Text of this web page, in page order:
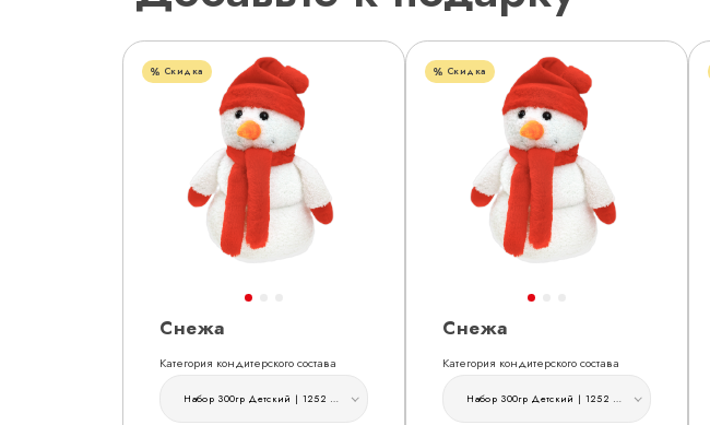
Скидка
Снежа
Категория кондитерского состава
Набор 300гр Детский | 1252 руб
Скидка
Снежа
Категория кондитерского состава
Набор 300гр Детский | 1252 руб